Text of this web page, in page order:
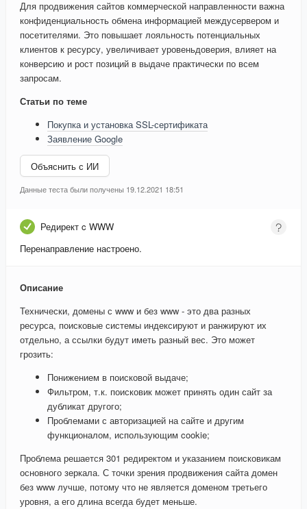
Для продвижения сайтов коммерческой направленности важна
конфиденциальность обмена информацией междусервером и
посетителями. Это повышает лояльность потенциальных
клиентов к ресурсу, увеличивает уровеньдоверия, влияет на
конверсию и рост позиций в выдаче практически по всем
запросам.
Статьи по теме
Покупка и установка SSL-сертификата
Заявление Google
Объяснить с ИИ
Данные теста были получены 19.12.2021 18:51
Редирект c WWW
Перенаправление настроено.
Описание
Технически, домены с www и без www - это два разных
ресурса, поисковые системы индексируют и ранжируют их
отдельно, а ссылки будут иметь разный вес. Это может
грозить:
Понижением в поисковой выдаче;
Фильтром, т.к. поисковик может принять один сайт за
дубликат другого;
Проблемами с авторизацией на сайте и другим
функционалом, использующим cookie;
Проблема решается 301 редиректом и указанием поисковикам
основного зеркала. С точки зрения продвижения сайта домен
без www лучше, потому что не является доменом третьего
уровня, а его длина всегда будет меньше.